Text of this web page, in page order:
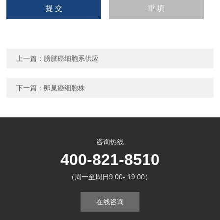
上一篇： 膀胱癌细胞系供应
下一篇： 卵巢癌细胞株
咨询热线
400-821-8510
（周一至周日9:00- 19:00）
在线咨询